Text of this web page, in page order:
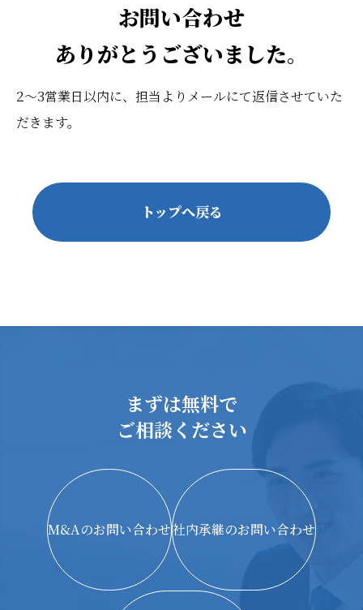
お問い合わせ
ありがとうございました。
2～3営業日以内に、担当よりメールにて返信させていた
だきます。
トップへ戻る
まずは無料で
ご相談ください
M&Aのお問い合わせ社内承継のお問い合わせ